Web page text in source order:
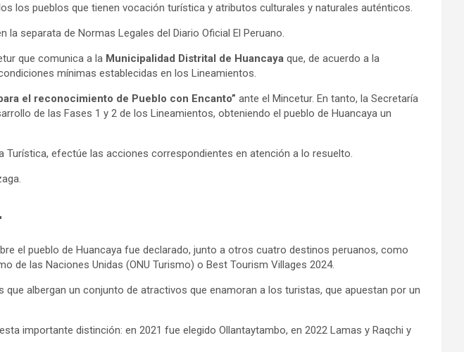
los pueblos que tienen vocación turística y atributos culturales y naturales auténticos.
la separata de Normas Legales del Diario Oficial El Peruano.
que comunica a la Municipalidad Distrital de Huancaya que, de acuerdo a la
mínimas establecidas en los Lineamientos.
el reconocimiento de Pueblo con Encanto” ante el Mincetur. En tanto, la Secretaría
de las Fases 1 y 2 de los Lineamientos, obteniendo el pueblo de Huancaya un
Turística, efectúe las acciones correspondientes en atención a lo resuelto.
el pueblo de Huancaya fue declarado, junto a otros cuatro destinos peruanos, como
de las Naciones Unidas (ONU Turismo) o Best Tourism Villages 2024.
albergan un conjunto de atractivos que enamoran a los turistas, que apuestan por un
importante distinción: en 2021 fue elegido Ollantaytambo, en 2022 Lamas y Raqchi y